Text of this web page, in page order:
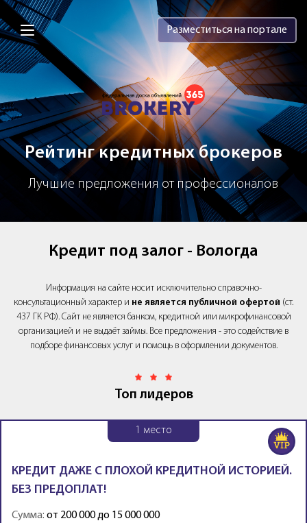
Brokery365 - Рейтинг кредитных
Разместиться на портале
Рейтинг кредитных брокеров
Лучшие предложения от профессионалов
Кредит под залог - Вологда
Информация на сайте носит исключительно справочно-
консультационный характер и не является публичной офертой (ст.
437 ГК РФ). Сайт не является банком, кредитной или микрофинансовой
организацией и не выдаёт займы. Все предложения - это содействие в
подборе финансовых услуг и помощь в оформлении документов.
Топ лидеров
1 место
КРЕДИТ ДАЖЕ С ПЛОХОЙ КРЕДИТНОЙ ИСТОРИЕЙ.
БЕЗ ПРЕДОПЛАТ!
Сумма: от 200 000 до 15 000 000